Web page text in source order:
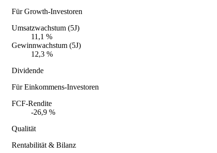
Für Growth-Investoren
Umsatzwachstum (5J)
11,1 %
Gewinnwachstum (5J)
12,3 %
Dividende
Für Einkommens-Investoren
FCF-Rendite
-26,9 %
Qualität
Rentabilität & Bilanz